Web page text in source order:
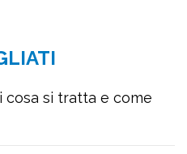
cosa si tratta e come